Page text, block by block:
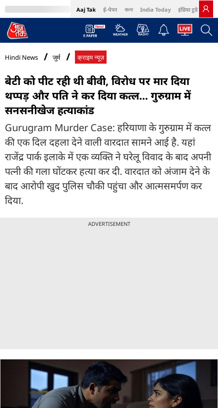
Aaj Tak ई-पेपर বাংলা India Today इंडिया टुडे हिंदी
MumbaiTak Cosmopolitan Harper's Bazaar Northeast
Hindi News जुर्म क्राइम न्यूज़
बेटी को पीट रही थी बीवी, विरोध पर मार दिया
थप्पड़ और पति ने कर दिया कत्ल... गुरुग्राम में
सनसनीखेज हत्याकांड
Gurugram Murder Case: हरियाणा के गुरुग्राम में कत्ल
की एक दिल दहला देने वाली वारदात सामने आई है. यहां
राजेंद्र पार्क इलाके में एक व्यक्ति ने घरेलू विवाद के बाद अपनी
पत्नी की गला घोंटकर हत्या कर दी. वारदात को अंजाम देने के
बाद आरोपी खुद पुलिस चौकी पहुंचा और आत्मसमर्पण कर
दिया.
ADVERTISEMENT